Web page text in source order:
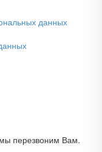
данных
перезвоним Вам.